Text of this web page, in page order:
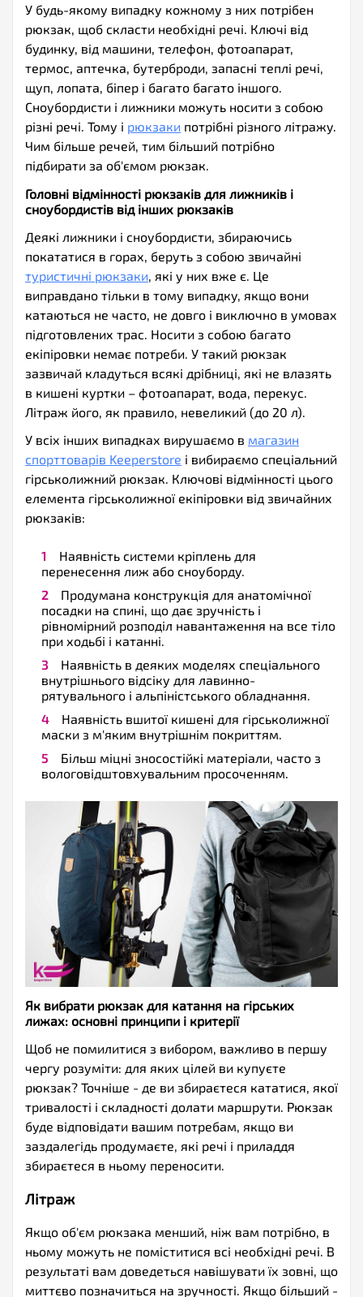
У будь-якому випадку кожному з них потрібен
рюкзак, щоб скласти необхідні речі. Ключі від
будинку, від машини, телефон, фотоапарат,
термос, аптечка, бутерброди, запасні теплі речі,
щуп, лопата, біпер і багато багато іншого.
Сноубордисти і лижники можуть носити з собою
різні речі. Тому і рюкзаки потрібні різного літражу.
Чим більше речей, тим більший потрібно
підбирати за об'ємом рюкзак.
Головні відмінності рюкзаків для лижників і
сноубордистів від інших рюкзаків
Деякі лижники і сноубордисти, збираючись
покататися в горах, беруть з собою звичайні
туристичні рюкзаки, які у них вже є. Це
виправдано тільки в тому випадку, якщо вони
катаються не часто, не довго і виключно в умовах
підготовлених трас. Носити з собою багато
екіпіровки немає потреби. У такий рюкзак
зазвичай кладуться всякі дрібниці, які не влазять
в кишені куртки – фотоапарат, вода, перекус.
Літраж його, як правило, невеликий (до 20 л).
У всіх інших випадках вирушаємо в магазин
спорттоварів Keeperstore і вибираємо спеціальний
гірськолижний рюкзак. Ключові відмінності цього
елемента гірськолижної екіпіровки від звичайних
рюкзаків:
Наявність системи кріплень для
перенесення лиж або сноуборду.
Продумана конструкція для анатомічної
посадки на спині, що дає зручність і
рівномірний розподіл навантаження на все тіло
при ходьбі і катанні.
Наявність в деяких моделях спеціального
внутрішнього відсіку для лавинно-
рятувального і альпіністського обладнання.
Наявність вшитої кишені для гірськолижної
маски з м'яким внутрішнім покриттям.
Більш міцні зносостійкі матеріали, часто з
вологовідштовхувальним просоченням.
Як вибрати рюкзак для катання на гірських
лижах: основні принципи і критерії
Щоб не помилитися з вибором, важливо в першу
чергу розуміти: для яких цілей ви купуєте
рюкзак? Точніше - де ви збираєтеся кататися, якої
тривалості і складності долати маршрути. Рюкзак
буде відповідати вашим потребам, якщо ви
заздалегідь продумаєте, які речі і приладдя
збираєтеся в ньому переносити.
Літраж
Якщо об'єм рюкзака менший, ніж вам потрібно, в
ньому можуть не поміститися всі необхідні речі. В
результаті вам доведеться навішувати їх зовні, що
миттєво позначиться на зручності. Якщо більший -